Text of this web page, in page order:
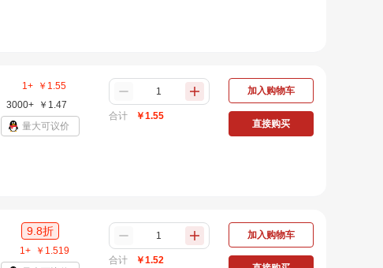
1+ ￥ 1.55
3000+
￥ 1.47
量大可议价
合计 ￥1.55
加入购物车
直接购买
9.8折
1+ ￥ 1.519
合计 ￥1.52
加入购物车